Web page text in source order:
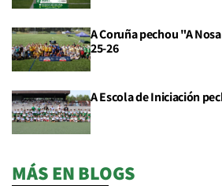
A Coruña pechou "A
25-26
A Escola de Iniciación
MÁS EN BLOGS